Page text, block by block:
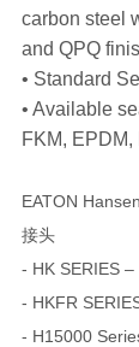
carbon steel
and QPQ
• Standard
• Available
FKM,
EATON
接头
- HK SERIES
- HKFR
- H15000